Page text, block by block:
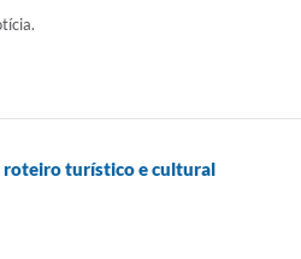
roteiro turístico e cultural